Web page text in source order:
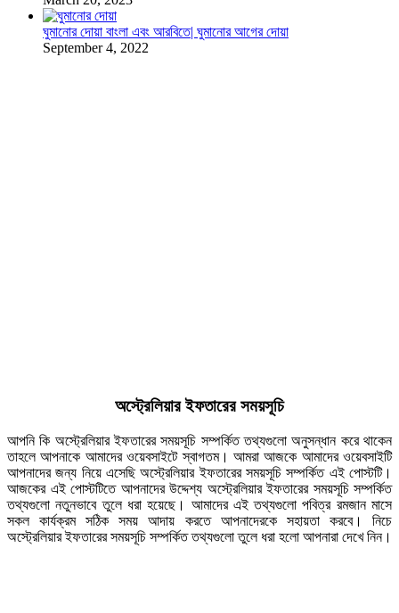
ঘুমানোর দোয়া বাংলা এবং আরবিতে| ঘুমানোর আগের দোয়া
September 4, 2022
অস্ট্রেলিয়ার ইফতারের সময়সূচি
আপনি কি অস্ট্রেলিয়ার ইফতারের সময়সূচি সম্পর্কিত তথ্যগুলো অনুসন্ধান করে থাকেন
তাহলে আপনাকে আমাদের ওয়েবসাইটে স্বাগতম। আমরা আজকে আমাদের ওয়েবসাইটি
আপনাদের জন্য নিয়ে এসেছি অস্ট্রেলিয়ার ইফতারের সময়সূচি সম্পর্কিত এই পোস্টটি।
আজকের এই পোস্টটিতে আপনাদের উদ্দেশ্য অস্ট্রেলিয়ার ইফতারের সময়সূচি সম্পর্কিত
তথ্যগুলো নতুনভাবে তুলে ধরা হয়েছে। আমাদের এই তথ্যগুলো পবিত্র রমজান মাসে
সকল কার্যক্রম সঠিক সময় আদায় করতে আপনাদেরকে সহায়তা করবে। নিচে
অস্ট্রেলিয়ার ইফতারের সময়সূচি সম্পর্কিত তথ্যগুলো তুলে ধরা হলো আপনারা দেখে নিন।